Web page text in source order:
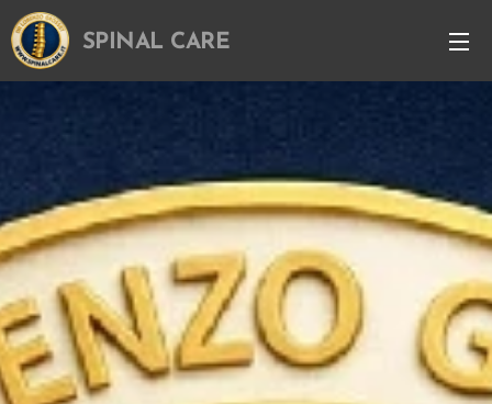
SPINAL CARE